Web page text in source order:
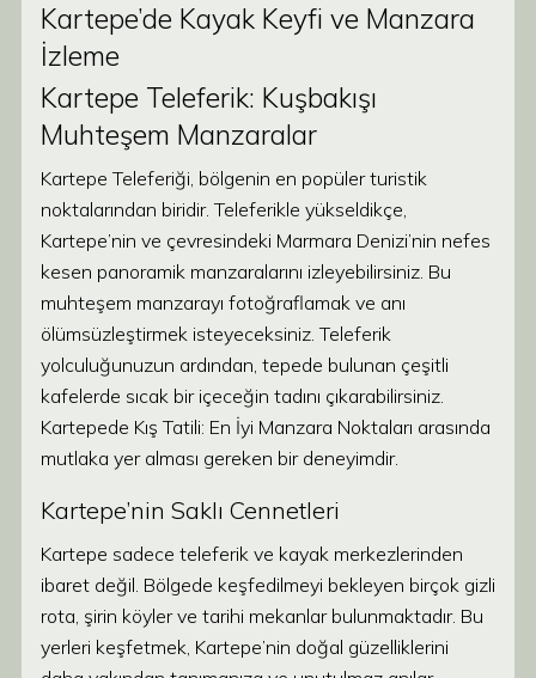
Kartepe’de Kayak Keyfi ve Manzara
İzleme
Kartepe Teleferik: Kuşbakışı
Muhteşem Manzaralar
Kartepe Teleferiği, bölgenin en popüler turistik
noktalarından biridir. Teleferikle yükseldikçe,
Kartepe’nin ve çevresindeki Marmara Denizi’nin nefes
kesen panoramik manzaralarını izleyebilirsiniz. Bu
muhteşem manzarayı fotoğraflamak ve anı
ölümsüzleştirmek isteyeceksiniz. Teleferik
yolculuğunuzun ardından, tepede bulunan çeşitli
kafelerde sıcak bir içeceğin tadını çıkarabilirsiniz.
Kartepede Kış Tatili: En İyi Manzara Noktaları arasında
mutlaka yer alması gereken bir deneyimdir.
Kartepe’nin Saklı Cennetleri
Kartepe sadece teleferik ve kayak merkezlerinden
ibaret değil. Bölgede keşfedilmeyi bekleyen birçok gizli
rota, şirin köyler ve tarihi mekanlar bulunmaktadır. Bu
yerleri keşfetmek, Kartepe’nin doğal güzelliklerini